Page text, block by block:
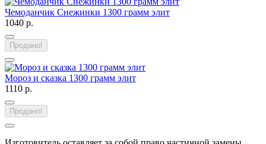
Чемоданчик Снежинки 1300 грамм элит
1040 р.
Продано!
Мороз и сказка 1300 грамм элит
1110 р.
Продано!